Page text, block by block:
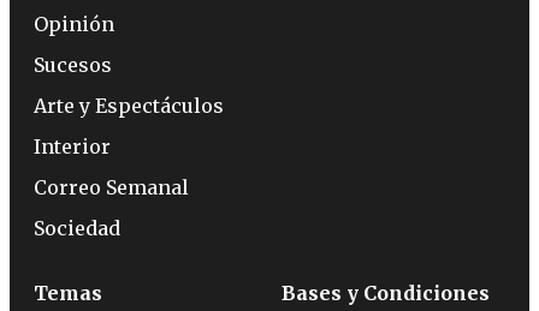
Opinión
Sucesos
Arte y Espectáculos
Interior
Correo Semanal
Sociedad
Temas
Bases y Condiciones